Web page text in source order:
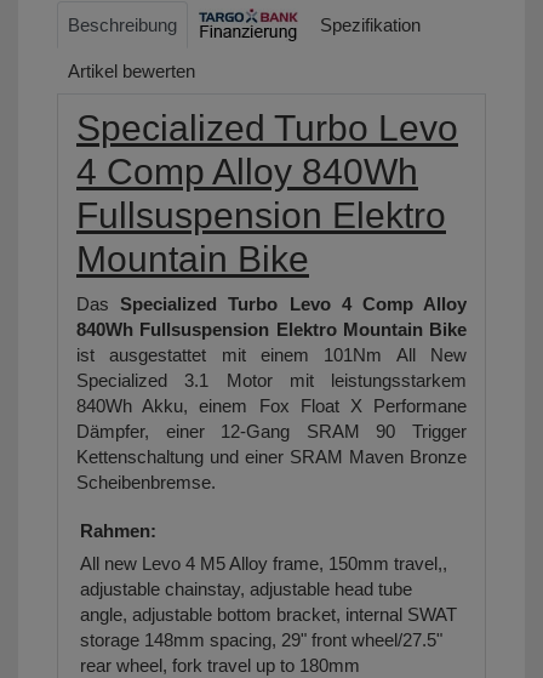
Beschreibung Spezifikation
Artikel bewerten
Specialized Turbo Levo
4 Comp Alloy 840Wh
Fullsuspension Elektro
Mountain Bike
DasSpecialized Turbo Levo 4 Comp Alloy
840Wh Fullsuspension Elektro Mountain Bike
ist ausgestattet mit einem 101Nm All New
Specialized 3.1 Motor mit leistungsstarkem
840Wh Akku, einem Fox Float X Performane
Dämpfer, einer 12-Gang SRAM 90 Trigger
Kettenschaltung und einer SRAM Maven Bronze
Scheibenbremse.
Rahmen:
All new Levo 4 M5 Alloy frame, 150mm travel,,
adjustable chainstay, adjustable head tube
angle, adjustable bottom bracket, internal SWAT
storage 148mm spacing, 29" front wheel/27.5"
rear wheel, fork travel up to 180mm